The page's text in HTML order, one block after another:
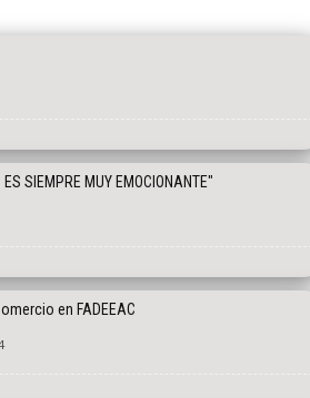
SIEMPRE MUY EMOCIONANTE"
en FADEEAC